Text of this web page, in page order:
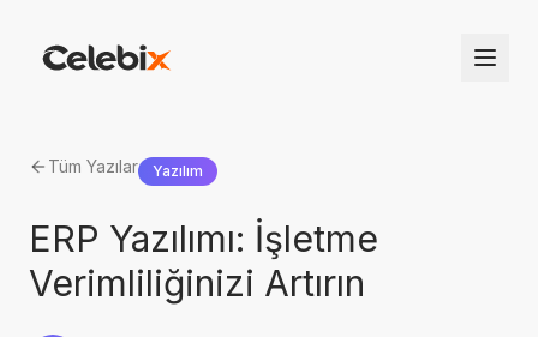
Tüm Yazılar Yazılım
ERP Yazılımı: İşletme
Verimliliğinizi Artırın